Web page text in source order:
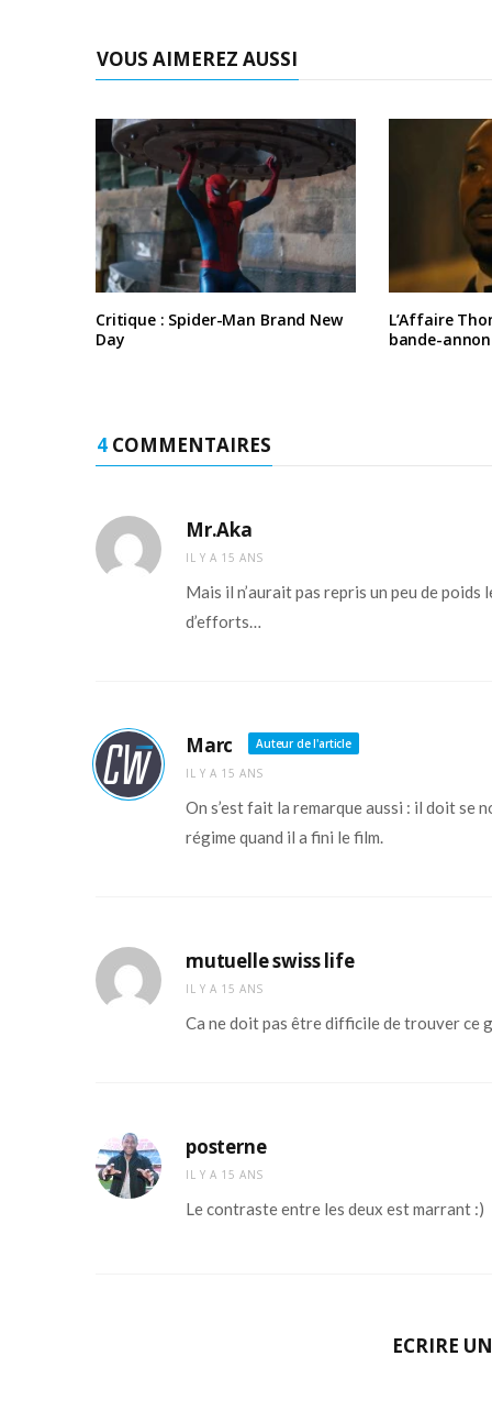
VOUS AIMEREZ AUSSI
Critique : Spider-Man Brand New
Day
L’Affaire
bande-
4 COMMENTAIRES
Mr.Aka
IL Y A 15 ANS
Mais il n’aurait pas repris un peu de
d’efforts…
Marc
Auteur de l'article
IL Y A 15 ANS
On s’est fait la remarque aussi : il doit se
régime quand il a fini le film.
mutuelle swiss life
IL Y A 15 ANS
Ca ne doit pas être difficile de trouver ce
posterne
IL Y A 15 ANS
Le contraste entre les deux est marrant :)
ECRIRE